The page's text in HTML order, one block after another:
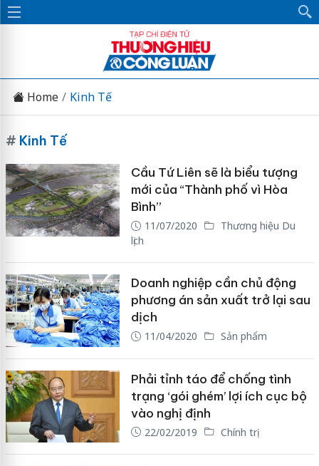
Home Kinh Tế
# Kinh Tế
Cầu Tứ Liên sẽ là biểu tượng
mới của “Thành phố vì Hòa
Bình”
11/07/2020
Thương hiệu Du
lịch
Doanh nghiệp cần chủ động
phương án sản xuất trở lại sau
dịch
11/04/2020 Sản phẩm
Phải tỉnh táo để chống tình
trạng ‘gói ghém’ lợi ích cục bộ
vào nghị định
22/02/2019 Chính trị